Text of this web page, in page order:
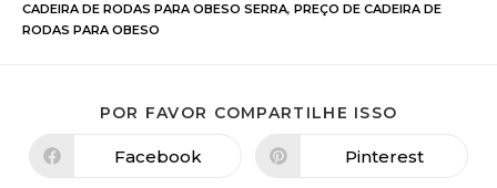
CADEIRA DE RODAS PARA OBESO SERRA, PREÇO DE CADEIRA DE
RODAS PARA OBESO
POR FAVOR COMPARTILHE ISSO
Facebook Pinterest